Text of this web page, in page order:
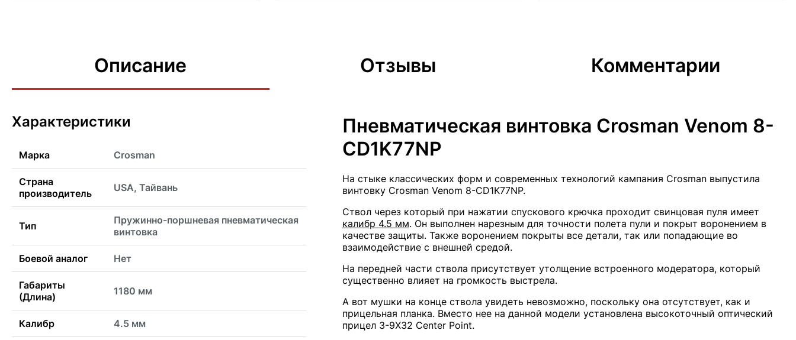
Описание Отзывы Комментарии
Характеристики
Марка Crosman
Страна
производитель
USA, Тайвань
Тип
Пружинно-поршневая пневматическая
винтовка
Боевой аналог Нет
Габариты
(Длина)
1180 мм
Калибр 4.5 мм
Пневматическая винтовка Crosman Venom 8-
CD1K77NP
На стыке классических форм и современных технологий кампания Crosman выпустила
винтовку Crosman Venom 8-CD1K77NP.
Ствол через который при нажатии спускового крючка проходит свинцовая пуля имеет
калибр 4.5 мм. Он выполнен нарезным для точности полета пули и покрыт воронением в
качестве защиты. Также воронением покрыты все детали, так или попадающие во
взаимодействие с внешней средой.
На передней части ствола присутствует утолщение встроенного модератора, который
существенно влияет на громкость выстрела.
А вот мушки на конце ствола увидеть невозможно, поскольку она отсутствует, как и
прицельная планка. Вместо нее на данной модели установлена высокоточный оптический
прицел 3-9Х32 Center Point.